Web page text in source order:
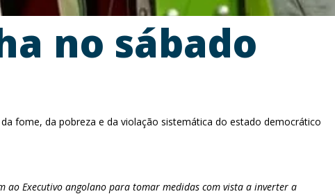
no sábado
fome, da pobreza e da violação sistemática do estado democrático
ao Executivo angolano para tomar medidas com vista a inverter a